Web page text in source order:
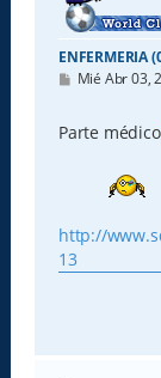
ENFERMERIA
M
s
a
Mié Abr 03,
Parte médico
http://
13